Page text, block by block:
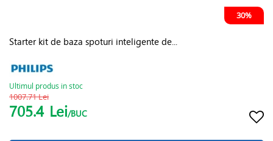
30%
Starter kit de baza spoturi inteligente de...
Ultimul produs in stoc
1007.71 Lei
705.4 Lei/BUC